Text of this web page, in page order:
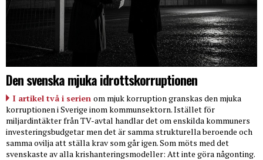
Den svenska mjuka idrottskorruptionen
I artikel två i serien om mjuk korruption granskas den mjuka
korruptionen i Sverige inom kommunsektorn. Istället för
miljardintäkter från TV-avtal handlar det om enskilda kommuners
investeringsbudgetar men det är samma strukturella beroende och
samma ovilja att ställa krav som går igen. Som möts med det
svenskaste av alla krishanteringsmodeller: Att inte göra någonting.